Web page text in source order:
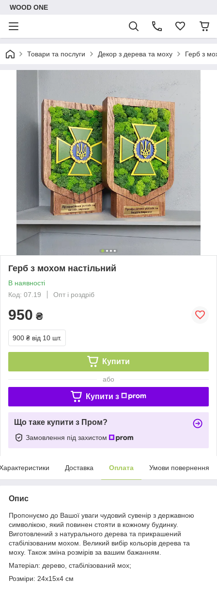
WOOD ONE
Товари та послуги Декор з дерева та моху Герб з
Герб з мохом настільний
В наявності
Код: 07.19
Опт і роздріб
950 ₴
900 ₴ від 10 шт.
Купити
або
Купити з
Що таке купити з Пром?
Замовлення під захистом
Доставка Оплата Умови повернення
Опис
Пропонуємо до Вашої уваги чудовий сувенір з державною
символікою, який повинен стояти в кожному будинку.
Виготовлений з натурального дерева та прикрашений
стабілізованим мохом. Великий вибір кольорів дерева та
моху. Також зміна розмірів за вашим бажанням.
Матеріал: дерево, стабілізований мох;
Розміри: 24х15х4 см